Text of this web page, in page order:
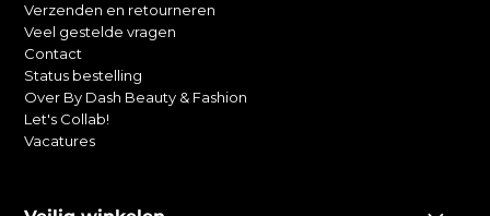
Verzenden en retourneren
Veel gestelde vragen
Contact
Status bestelling
Over By Dash Beauty & Fashion
Let's Collab!
Vacatures